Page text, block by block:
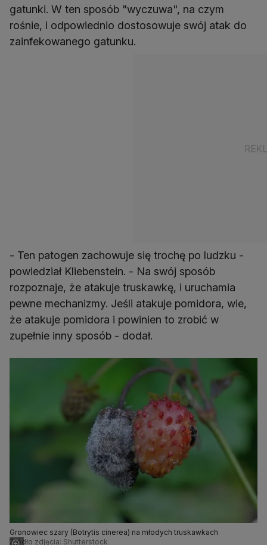
gatunki. W ten sposób "wyczuwa", na czym
rośnie, i odpowiednio dostosowuje swój atak do
zainfekowanego gatunku.
- Ten patogen zachowuje się trochę po ludzku -
powiedział Kliebenstein. - Na swój sposób
rozpoznaje, że atakuje truskawkę, i uruchamia
pewne mechanizmy. Jeśli atakuje pomidora, wie,
że atakuje pomidora i powinien to zrobić w
zupełnie inny sposób - dodał.
Gronowiec szary (Botrytis cinerea) na młodych truskawkach
Źródło zdjęcia: Shutterstock